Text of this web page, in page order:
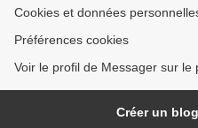
Cookies et données
Préférences cookies
Voir le profil de Messager sur le
Créer un